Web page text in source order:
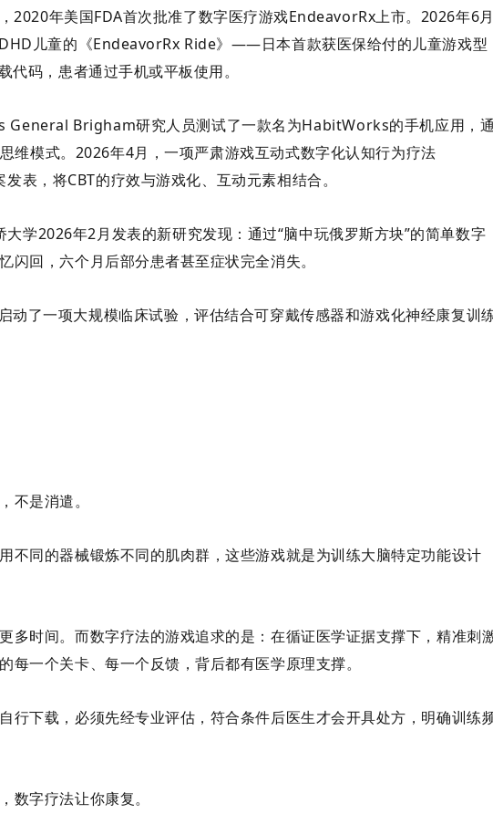
，2020年美国FDA首次批准了数字医疗游戏EndeavorRx上市。2026年6
儿童的《EndeavorRx Ride》——日本首款获医保给付的儿童游戏型
代码，患者通过手机或平板使用。
General Brigham研究人员测试了一款名为HabitWorks的手机应用，
维模式。2026年4月，一项严肃游戏互动式数字化认知行为疗法
表，将CBT的疗效与游戏化、互动元素相结合。
大学2026年2月发表的新研究发现： 通过“脑中玩俄罗斯方块”的简单数字
闪回，六个月后部分患者甚至症状完全消失。
动了一项大规模临床试验，评估结合可穿戴传感器和游戏化神经康复训
不是消遣。
不同的器械锻炼不同的肌肉群，这些游戏就是为训练大脑特定功能设计
多时间。而数字疗法的游戏追求的是：在循证医学证据支撑下，精准刺
每一个关卡、每一个反馈，背后都有医学原理支撑。
行下载，必须先经专业评估，符合条件后医生才会开具处方，明确训练
数字疗法让你康复。